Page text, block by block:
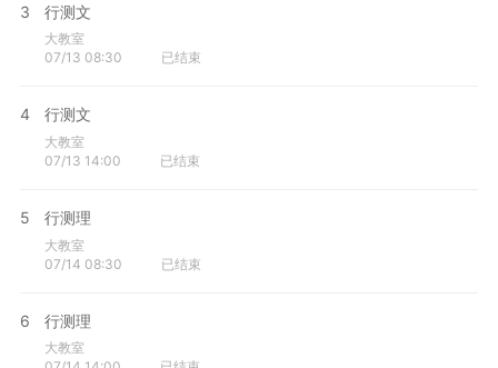
3 行测文
大教室
07/13 08:30
已结束
4 行测文
大教室
07/13 14:00
已结束
5 行测理
大教室
07/14 08:30
已结束
6 行测理
大教室